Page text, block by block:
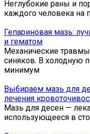
Неглубокие раны и
каждого человека на
Гепариновая мазь:
и гематом
Механические
синяков. В холодную
минимум
Выбираем мазь для
лечения
Мазь для десен —
использующееся в